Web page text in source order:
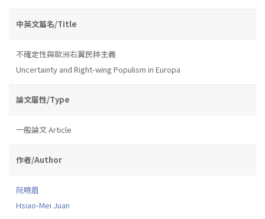
中英文篇名/Title
不確定性與歐洲右翼民粹主義
Uncertainty and Right-wing Populism in Europa
論文屬性/Type
一般論文 Article
作者/Author
阮曉眉
Hsiao-Mei Juan